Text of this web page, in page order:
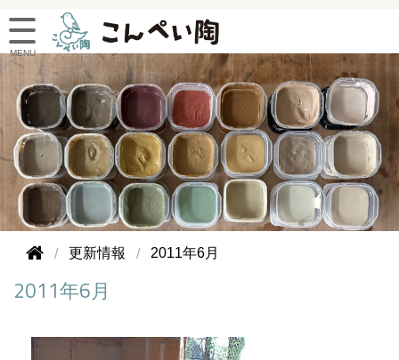
更新情報 2011年6月
2011年6月